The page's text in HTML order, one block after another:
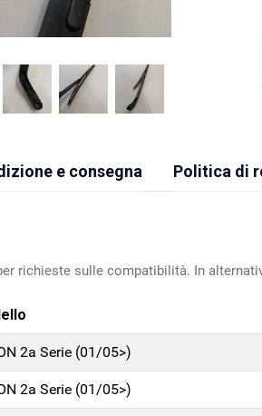
e consegna Politica di
richieste sulle compatibilità. In
2a Serie (01/05>)
2a Serie (01/05>)